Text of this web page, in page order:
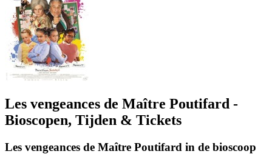
Les vengeances de Maître Poutifard -
Bioscopen, Tijden & Tickets
Les vengeances de Maître Poutifard in de bioscoop